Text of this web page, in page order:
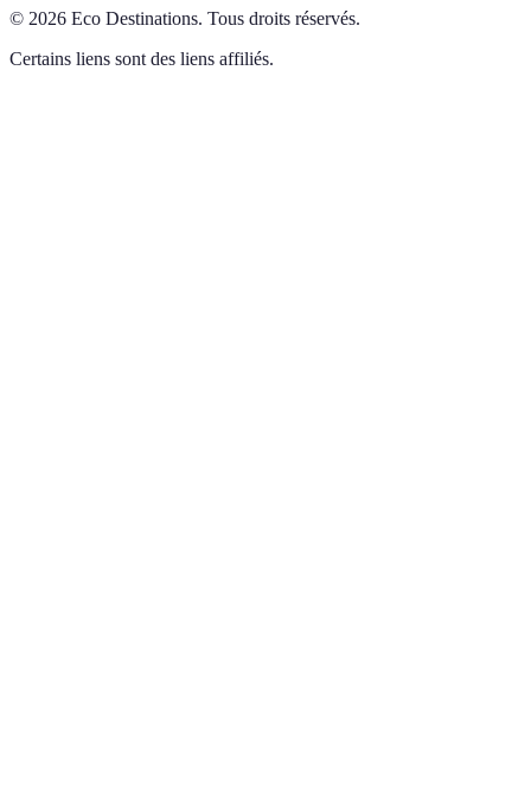
© 2026 Eco Destinations. Tous droits réservés.
Certains liens sont des liens affiliés.